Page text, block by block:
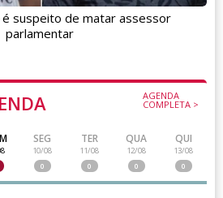
AGENDA
COMPLETA >
SEG
10/08
0
TER
11/08
0
QUA
12/08
0
QUI
13/08
0
é suspeito de matar assessor
parlamentar